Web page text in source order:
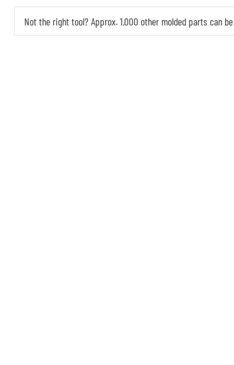
Not the right tool? Approx. 1,000 other molded parts can